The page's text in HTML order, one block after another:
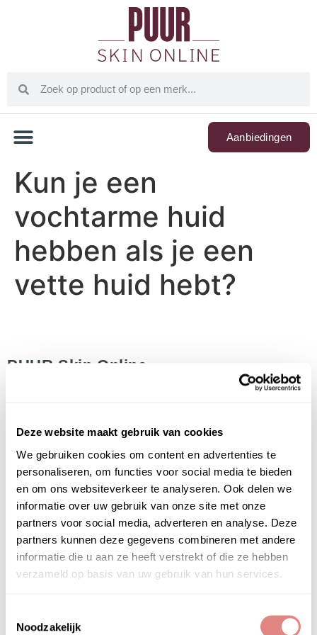
Deze website maakt gebruik van cookies
We gebruiken cookies om content en advertenties te
personaliseren, om functies voor social media te bieden
en om ons websiteverkeer te analyseren. Ook delen we
informatie over uw gebruik van onze site met onze
partners voor social media, adverteren en analyse. Deze
partners kunnen deze gegevens combineren met andere
informatie die u aan ze heeft verstrekt of die ze hebben
verzameld op basis van uw gebruik van hun services.
Noodzakelijk
Aanbiedingen
Kun je een
vochtarme huid
hebben als je een
vette huid hebt?
PUUR Skin Online
Het Instituut
Gratis huidadvies
Contact
Privacyverklaring
Algemene Voorwaarden
Veelgestelde vragen (FAQ)
Het PUUR Skin Online is onderdeel vanPUUR
Huidinstituu t & PUUR Natural Skin
Acne